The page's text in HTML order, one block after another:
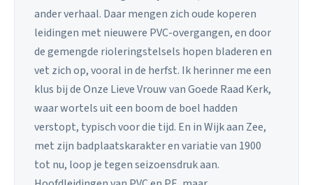
ander verhaal. Daar mengen zich oude koperen
leidingen met nieuwere PVC-overgangen, en door
de gemengde rioleringstelsels hopen bladeren en
vet zich op, vooral in de herfst. Ik herinner me een
klus bij de Onze Lieve Vrouw van Goede Raad Kerk,
waar wortels uit een boom de boel hadden
verstopt, typisch voor die tijd. En in Wijk aan Zee,
met zijn badplaatskarakter en variatie van 1900
tot nu, loop je tegen seizoensdruk aan.